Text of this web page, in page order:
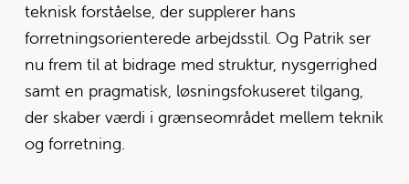
teknisk forståelse, der supplerer hans
forretningsorienterede arbejdsstil. Og Patrik ser
nu frem til at bidrage med struktur, nysgerrighed
samt en pragmatisk, løsningsfokuseret tilgang,
der skaber værdi i grænseområdet mellem teknik
og forretning.